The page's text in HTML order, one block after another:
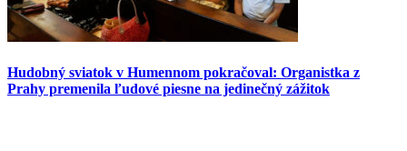
Hudobný sviatok v Humennom pokračoval: Organistka z
Prahy premenila ľudové piesne na jedinečný zážitok